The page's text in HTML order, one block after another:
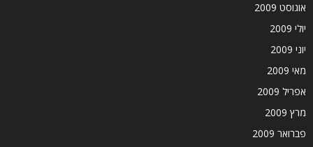
אוגוסט 2009
יולי 2009
יוני 2009
מאי 2009
אפריל 2009
מרץ 2009
פברואר 2009